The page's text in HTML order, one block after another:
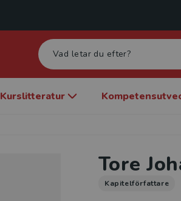
Kurslitteratur
Tore
Kapitelförfattare